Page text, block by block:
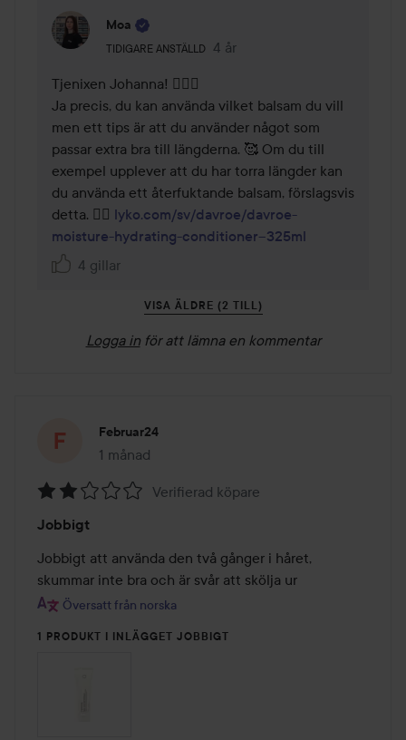
Moa
TIDIGARE ANSTÄLLD
Användarens roll: Tidigare anställd.
4 år
Kommentaren lades 4 år
Tjenixen Johanna! 🙋🏼‍♀️
Ja precis, du kan använda vilket balsam du vill
men ett tips är att du använder något som
passar extra bra till längderna. 🥰 Om du till
exempel upplever att du har torra längder kan
du använda ett återfuktande balsam, förslagsvis
detta. 👉🏻 lyko.com/sv/davroe/davroe-
moisture-hydrating-conditioner--325ml
4 gillar
VISA ÄLDRE (2 TILL)
Logga in för att lämna en kommentar
Februar24
1 månad
Inlägget skapades 1 månad
2
av
5
Verifierad köpare
Jobbigt
Jobbigt att använda den två gånger i håret,
skummar inte bra och är svår att skölja ur
Översatt från norska
1 PRODUKT I INLÄGGET JOBBIGT